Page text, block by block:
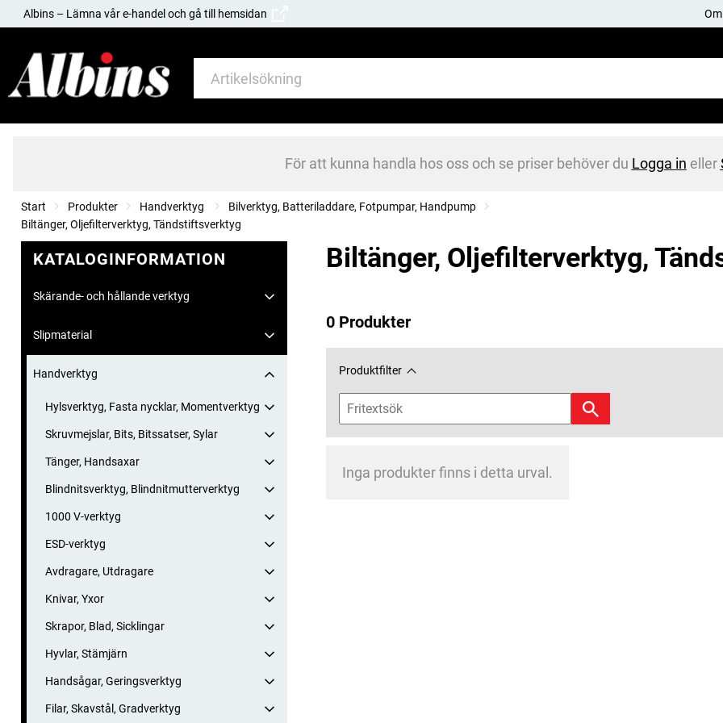
Albins – Lämna vår e-handel och gå till hemsidan
För att kunna handla hos oss och se priser behöver du Logga in eller
Start Produkter Handverktyg
Bilverktyg, Batteriladdare, Fotpumpar, Handpump
Biltänger, Oljefilterverktyg, Tändstiftsverktyg
KATALOGINFORMATION
Skärande- och hållande verktyg
Slipmaterial
Handverktyg
Hylsverktyg, Fasta nycklar, Momentverktyg
Skruvmejslar, Bits, Bitssatser, Sylar
Tänger, Handsaxar
Blindnitsverktyg, Blindnitmutterverktyg
1000 V-verktyg
ESD-verktyg
Avdragare, Utdragare
Knivar, Yxor
Skrapor, Blad, Sicklingar
Hyvlar, Stämjärn
Handsågar, Geringsverktyg
Filar, Skavstål, Gradverktyg
Biltänger, Oljefilterverktyg,
0 Produkter
Produktfilter
Inga produkter finns i detta urval.